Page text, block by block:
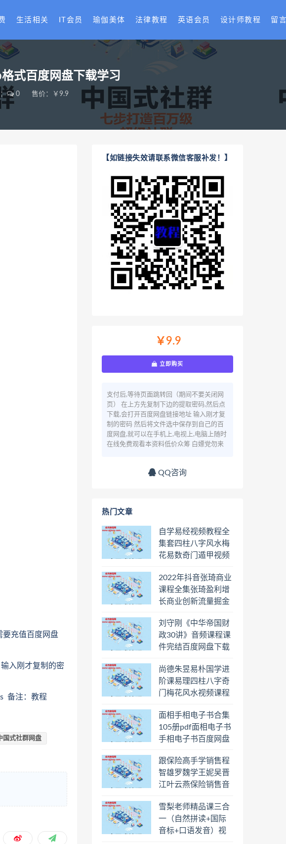
生活相关 IT会员 瑜伽美体 法律教程 英语会员 设计师教程 留
式百度网盘下载学习
0 售价：￥9.9
要充值百度网盘
入刚才复制的密
备注：教程
国式社群网盘
【如链接失效请联系微信客服补发！】
￥9.9
立即购买
支付后,等待页面跳转回（期间不要关闭网
页） 在上方先复制下边的提取密码,然后点
下载,会打开百度网盘链接地址 输入刚才复
制的密码 然后将文件选中保存到自己的百
度网盘,就可以在手机上,电视上,电脑上随时
在线免费观看本资料低价众筹 白嫖党勿来
QQ咨询
热门文章
自学易经视频教程全
集套四柱八字风水梅
花易数奇门遁甲视频
日罗盘教程百度云网
盘会员
2022年抖音张琦商业
课程全集张琦盈利增
长商业创新流量掘金
盘下载学习
刘守刚《中华帝国财
政30讲》音频课程课
件完结百度网盘下载
尚德朱昱易朴国学进
阶课易理四柱八字奇
门梅花风水视频课程
学习
面相手相电子书合集
105册pdf面相电子书
手相电子书百度网盘
跟保险高手学销售程
智雄罗魏学王妮吴晋
江叶云燕保险销售音
盘下载学习
雪梨老师精品课三合
一（自然拼读+国际
音标+口语发音）视